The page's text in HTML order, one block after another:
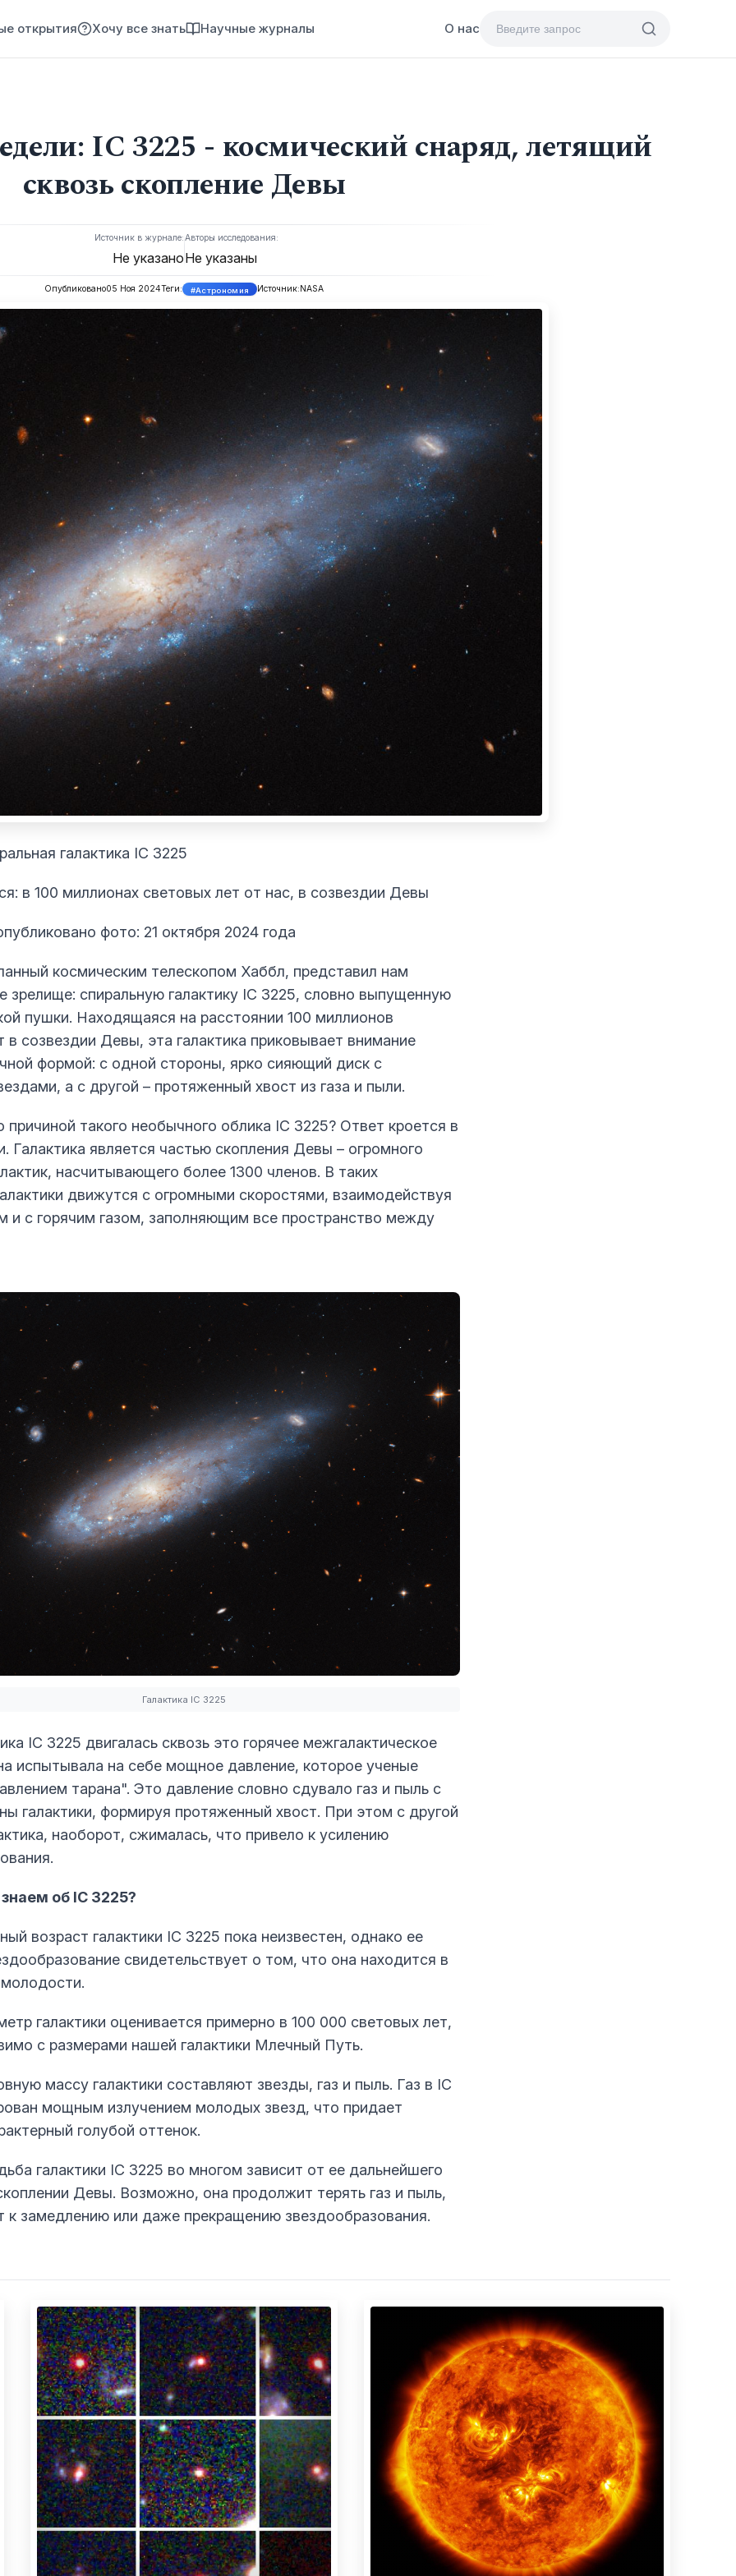
открытия Хочу все знать Научные журналы О нас
IC 3225 - космический снаряд, летящий
сквозь скопление Девы
Источник в журнале:
Не указано
Авторы исследования:
Не указаны
Опубликовано05 Ноя 2024Теги: #Астрономия Источник:NASA
галактика IC 3225
в 100 миллионах световых лет от нас, в созвездии Девы
фото: 21 октября 2024 года
космическим телескопом Хаббл, представил нам
зрелище: спиральную галактику IC 3225, словно выпущенную
пушки. Находящаяся на расстоянии 100 миллионов
в созвездии Девы, эта галактика приковывает внимание
формой: с одной стороны, ярко сияющий диск с
а с другой – протяженный хвост из газа и пыли.
такого необычного облика IC 3225? Ответ кроется в
Галактика является частью скопления Девы – огромного
насчитывающего более 1300 членов. В таких
движутся с огромными скоростями, взаимодействуя
и с горячим газом, заполняющим все пространство между
Галактика IC 3225
IC 3225 двигалась сквозь это горячее межгалактическое
испытывала на себе мощное давление, которое ученые
тарана". Это давление словно сдувало газ и пыль с
галактики, формируя протяженный хвост. При этом с другой
наоборот, сжималась, что привело к усилению
об IC 3225?
возраст галактики IC 3225 пока неизвестен, однако ее
свидетельствует о том, что она находится в
галактики оценивается примерно в 100 000 световых лет,
с размерами нашей галактики Млечный Путь.
массу галактики составляют звезды, газ и пыль. Газ в IC
мощным излучением молодых звезд, что придает
голубой оттенок.
галактики IC 3225 во многом зависит от ее дальнейшего
Девы. Возможно, она продолжит терять газ и пыль,
к замедлению или даже прекращению звездообразования.